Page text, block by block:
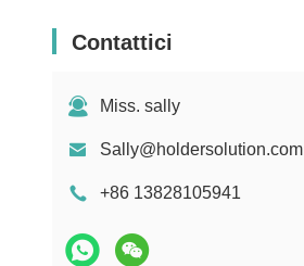
Contattici
Miss. sally
Sally@holdersolution.com
+86 13828105941